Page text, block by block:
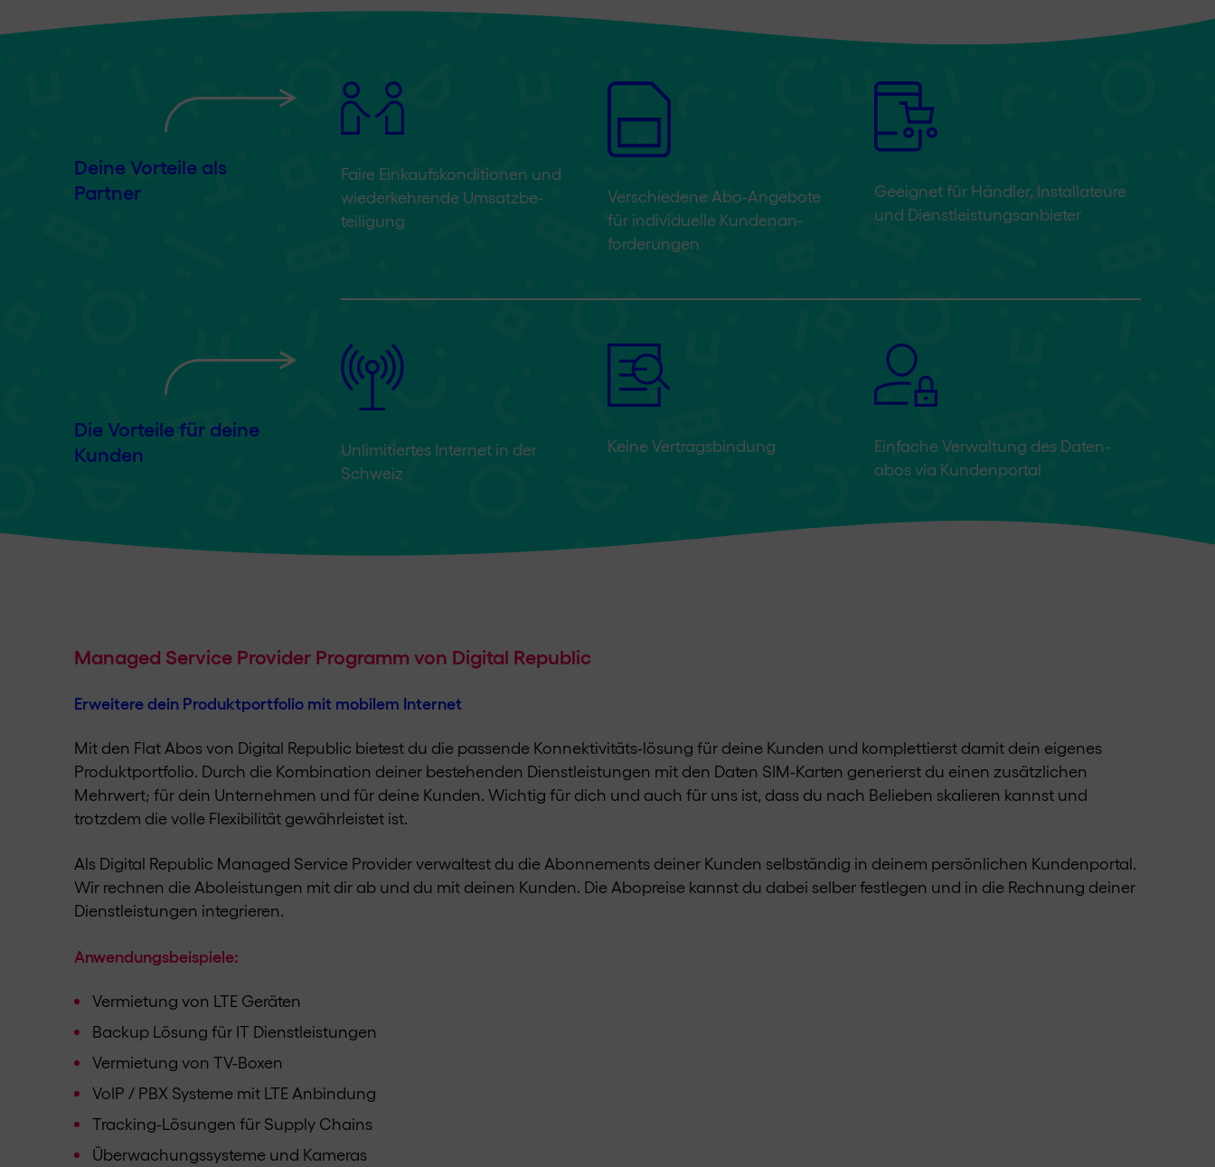
Deine Vorteile als
Partner
Faire Einkaufs­konditionen und
wieder­kehr­ende Umsatz­be­
teiligung
Verschiedene Abo-Angebote
für indivi­duelle Kunden­an­
forder­ungen
Geeignet für Händler, Instal­lateure
und Dienst­leistungs­anbieter
Die Vorteile für deine
Kunden
Unlimitiertes Internet in der
Schweiz
Keine Vertragsbindung
Einfache Verwaltung des Daten­
abos via Kunden­portal
Managed Service Provider Programm von Digital Republic​
Erweitere dein Produktportfolio mit mobilem Internet
Mit den Flat Abos von Digital Republic bietest du die passende Konnektivitäts-lösung für deine Kunden und komplettierst damit dein eigenes
Produktportfolio. Durch die Kombination deiner bestehenden Dienstleistungen mit den Daten SIM-Karten generierst du einen zusätzlichen
Mehrwert; für dein Unternehmen und für deine Kunden. Wichtig für dich und auch für uns ist, dass du nach Belieben skalieren kannst und
trotzdem die volle Flexibilität gewährleistet ist.
Als Digital Republic Managed Service Provider verwaltest du die Abonnements deiner Kunden selbständig in deinem persönlichen Kundenportal.
Wir rechnen die Aboleistungen mit dir ab und du mit deinen Kunden. Die Abopreise kannst du dabei selber festlegen und in die Rechnung deiner
Dienstleistungen integrieren.
Anwendungsbeispiele:
Vermietung von LTE Geräten
Backup Lösung für IT Dienstleistungen
Vermietung von TV-Boxen
VoIP / PBX Systeme mit LTE Anbindung
Tracking-Lösungen für Supply Chains
Überwachungssysteme und Kameras